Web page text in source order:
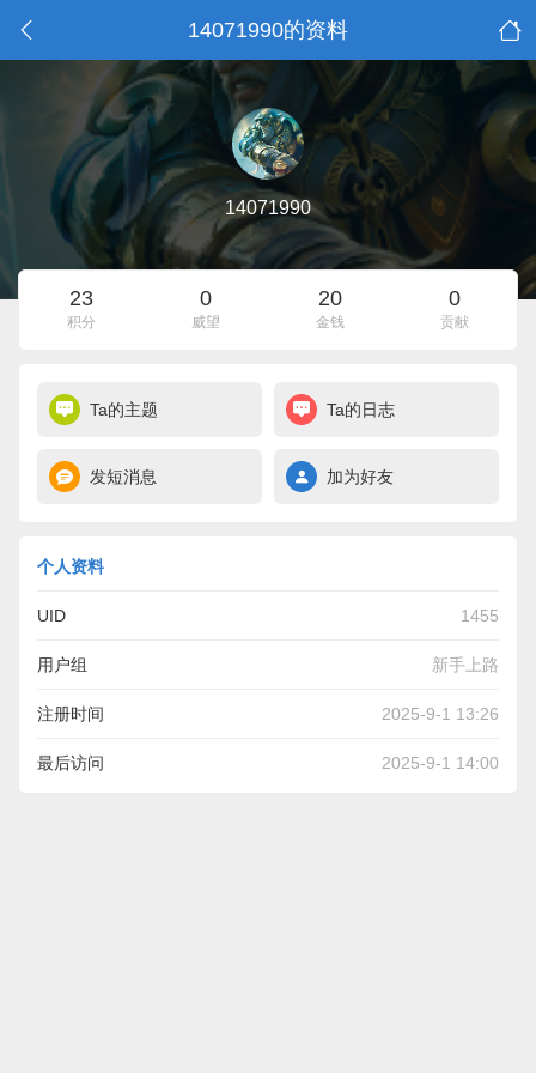
14071990的资料
14071990
23
积分
0
威望
20
金钱
0
贡献
Ta的主题 Ta的日志
发短消息 加为好友
个人资料
UID 1455
用户组 新手上路
注册时间 2025-9-1 13:26
最后访问 2025-9-1 14:00